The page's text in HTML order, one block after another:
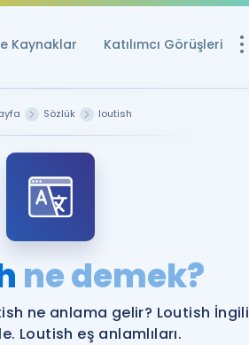
Kaynaklar Katılımcı Görüşleri
YDS ve YÖKDİL
Rehberlik Aracı
YDS ve
Sözlük loutish
ne demek?
ne anlama gelir? Loutish
Loutish eş anlamlıları.